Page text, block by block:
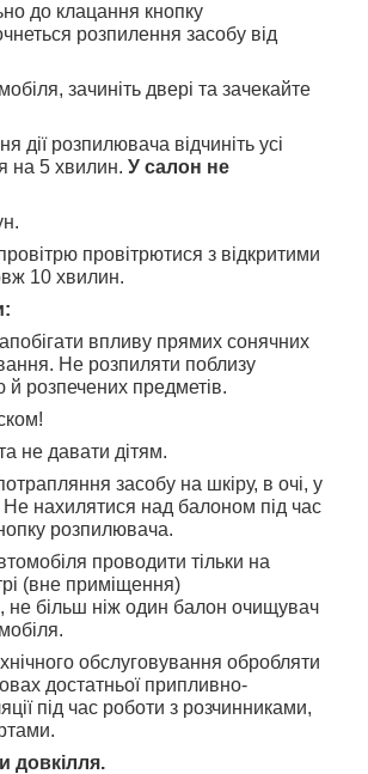
до клацання кнопку
розпилення засобу від
зачиніть двері та зачекайте
дії розпилювача відчиніть усі
на 5 хвилин. У салон не
провітрютися з відкритими
10 хвилин.
впливу прямих сонячних
Не розпиляти поблизу
й розпечених предметів.
не давати дітям.
засобу на шкіру, в очі, у
нахилятися над балоном під час
розпилювача.
проводити тільки на
(вне приміщення)
не більш ніж один балон очищувач
обслуговування обробляти
достатньої припливно-
під час роботи з розчинниками,
довкілля.